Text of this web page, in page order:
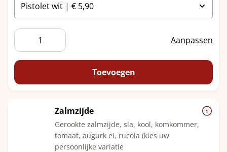
Vers
gegrilde
kippendijen
Aanpassen
Toevoegen
Zalmzijde
Gerookte zalmzijde, sla, kool, komkommer,
tomaat, augurk ei, rucola (kies uw
persoonlijke variatie